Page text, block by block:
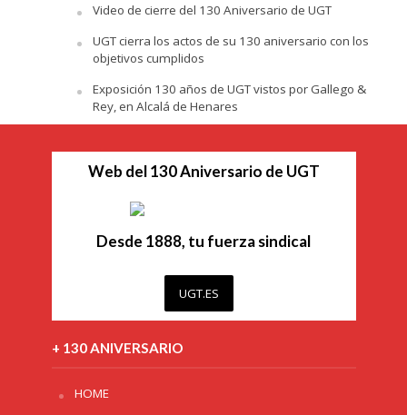
Video de cierre del 130 Aniversario de UGT
UGT cierra los actos de su 130 aniversario con los
objetivos cumplidos
Exposición 130 años de UGT vistos por Gallego &
Rey, en Alcalá de Henares
Web del 130 Aniversario de UGT
Desde 1888, tu fuerza sindical
UGT.ES
+ 130 ANIVERSARIO
HOME